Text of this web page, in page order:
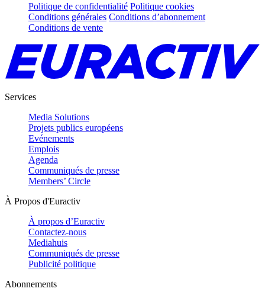
Politique de confidentialité Politique cookies
Conditions générales Conditions d’abonnement
Conditions de vente
Services
Media Solutions
Projets publics européens
Evénements
Emplois
Agenda
Communiqués de presse
Members’ Circle
À Propos d'Euractiv
À propos d’Euractiv
Contactez-nous
Mediahuis
Communiqués de presse
Publicité politique
Abonnements